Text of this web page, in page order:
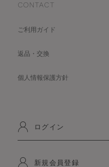
CONTACT
ご利用ガイド
返品・交換
個人情報保護方針
ログイン
新規会員登録